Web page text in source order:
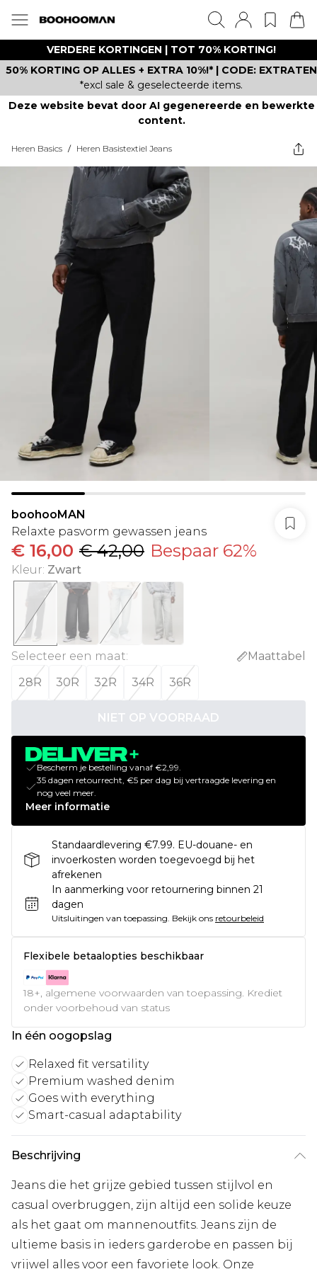
VERDERE KORTINGEN | TOT 70% KORTING!
50% KORTING OP ALLES + EXTRA 10%!* | CODE: EXTRATEN
*excl sale & geselecteerde items.
Deze website bevat door AI gegenereerde en bewerkte
content.
Heren Basics / Heren Basistextiel Jeans
boohooMAN
Relaxte pasvorm gewassen jeans
€ 16,00 € 42,00 Bespaar 62%
Kleur: Zwart
Selecteer een maat:
Maattabel
28R
30R 32R 34R 36R
NIET OP VOORRAAD
Bescherm je bestelling vanaf €2,99.
35 dagen retourrecht, €5 per dag bij vertraagde levering en
nog veel meer.
Meer informatie
Standaardlevering €7.99. EU-douane- en
invoerkosten worden toegevoegd bij het
afrekenen
In aanmerking voor retournering binnen 21
dagen
Uitsluitingen van toepassing. Bekijk ons retourbeleid
Flexibele betaalopties beschikbaar
18+, algemene voorwaarden van toepassing. Krediet
onder voorbehoud van status
In één oogopslag
Relaxed fit versatility
Premium washed denim
Goes with everything
Smart-casual adaptability
Beschrijving
Jeans die het grijze gebied tussen stijlvol en
casual overbruggen, zijn altijd een solide keuze
als het gaat om mannenoutfits. Jeans zijn de
ultieme basis in ieders garderobe en passen bij
vrijwel alles voor een favoriete look. Onze